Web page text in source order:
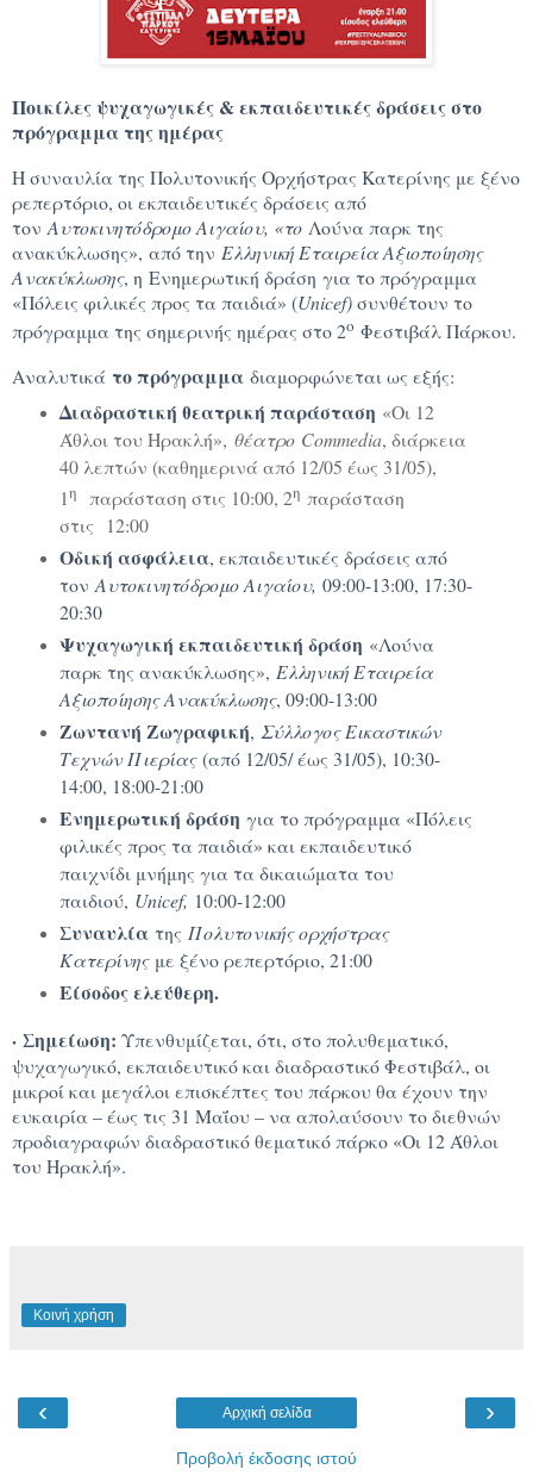
Ποικίλες ψυχαγωγικές & εκπαιδευτικές δράσεις στο
πρόγραμμα της ημέρας
Η συναυλία της Πολυτονικής Ορχήστρας Κατερίνης με ξένο
ρεπερτόριο, οι εκπαιδευτικές δράσεις από
τον Αυτοκινητόδρομο Αιγαίου, «το Λούνα παρκ της
ανακύκλωσης», από την Ελληνική Εταιρεία Αξιοποίησης
Ανακύκλωσης, η Ενημερωτική δράση για το πρόγραμμα
«Πόλεις φιλικές προς τα παιδιά» (Unicef)συνθέτουν το
πρόγραμμα της σημερινής ημέρας στο 2ο Φεστιβάλ Πάρκου.
Αναλυτικά το πρόγραμμα διαμορφώνεται ως εξής:
Διαδραστική θεατρική παράσταση «Οι 12
Άθλοι του Ηρακλή», θέατρο Commedia, διάρκεια
40 λεπτών (καθημερινά από 12/05 έως 31/05),
1η παράσταση στις 10:00, 2η παράσταση
στις 12:00
Οδική ασφάλεια, εκπαιδευτικές δράσεις από
τονΑυτοκινητόδρομο Αιγαίου, 09:00-13:00, 17:30-
20:30
Ψυχαγωγική εκπαιδευτική δράση «Λούνα
παρκ της ανακύκλωσης», Ελληνική Εταιρεία
Αξιοποίησης Ανακύκλωσης, 09:00-13:00
Ζωντανή Ζωγραφική, Σύλλογος Εικαστικών
Τεχνών Πιερίας(από 12/05/ έως 31/05), 10:30-
14:00, 18:00-21:00
Ενημερωτική δράση για το πρόγραμμα «Πόλεις
φιλικές προς τα παιδιά» και εκπαιδευτικό
παιχνίδι μνήμης για τα δικαιώματα του
παιδιού, Unicef, 10:00-12:00
Συναυλίατης Πολυτονικής ορχήστρας
Κατερίνηςμε ξένο ρεπερτόριο, 21:00
Είσοδος ελεύθερη.
· Σημείωση: Υπενθυμίζεται, ότι, στο πολυθεματικό,
ψυχαγωγικό, εκπαιδευτικό και διαδραστικό Φεστιβάλ, οι
μικροί και μεγάλοι επισκέπτες του πάρκου θα έχουν την
ευκαιρία – έως τις 31 Μαΐου – να απολαύσουν το διεθνών
προδιαγραφών διαδραστικό θεματικό πάρκο «Οι 12 Άθλοι
του Ηρακλή».
Κοινή χρήση
‹ ›
Αρχική σελίδα
Προβολή έκδοσης ιστού